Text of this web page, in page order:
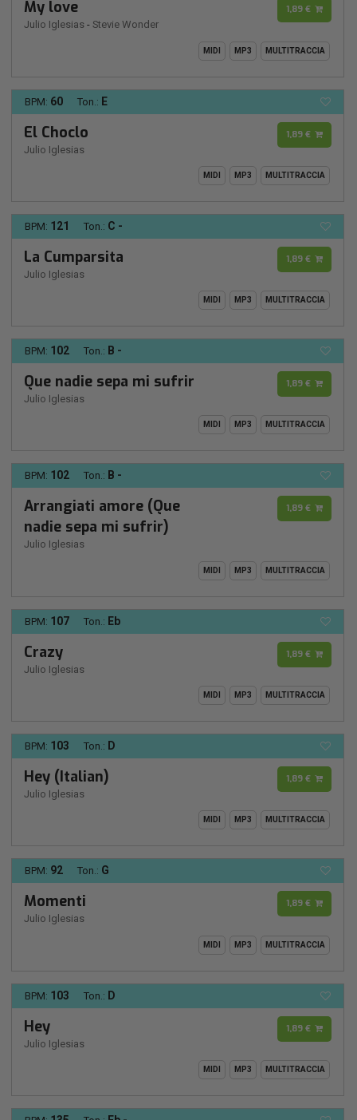
My love
Julio Iglesias - Stevie Wonder
1,89 €
MIDI MP3 MULTITRACCIA
BPM: 60 Ton.: E
El Choclo
Julio Iglesias
1,89 €
MIDI MP3 MULTITRACCIA
BPM: 121 Ton.: C -
La Cumparsita
Julio Iglesias
1,89 €
MIDI MP3 MULTITRACCIA
BPM: 102 Ton.: B -
Que nadie sepa mi sufrir
Julio Iglesias
1,89 €
MIDI MP3 MULTITRACCIA
BPM: 102 Ton.: B -
Arrangiati amore (Que
nadie sepa mi sufrir)
Julio Iglesias
1,89 €
MIDI MP3 MULTITRACCIA
BPM: 107 Ton.: Eb
Crazy
Julio Iglesias
1,89 €
MIDI MP3 MULTITRACCIA
BPM: 103 Ton.: D
Hey (Italian)
Julio Iglesias
1,89 €
MIDI MP3 MULTITRACCIA
BPM: 92 Ton.: G
Momenti
Julio Iglesias
1,89 €
MIDI MP3 MULTITRACCIA
BPM: 103 Ton.: D
Hey
Julio Iglesias
1,89 €
MIDI MP3 MULTITRACCIA